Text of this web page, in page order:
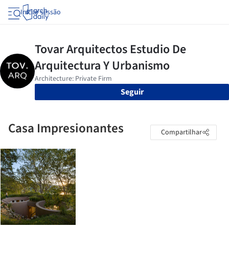
Iniciar sessão
Seguir
Casa Impresionantes Compartilhar